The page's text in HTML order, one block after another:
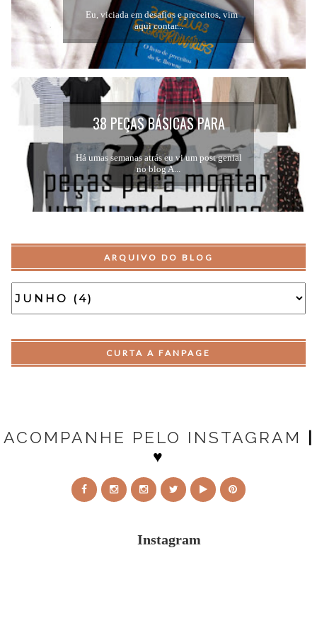
Eu, viciada em desafios e preceitos, vim
aqui contar...
38 PEÇAS BÁSICAS PARA
MONTAR UM GUARDA-ROUPA...
Há umas semanas atrás eu vi um post genial
no blog A...
ARQUIVO DO BLOG
CURTA A FANPAGE
ACOMPANHE PELO INSTAGRAM
♥
Instagram